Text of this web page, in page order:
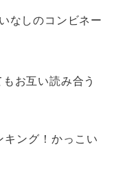
なしのコンビネー
お互い読み合う